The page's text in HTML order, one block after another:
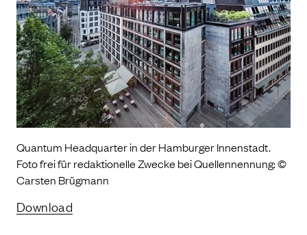
Quantum Headquarter in der Hamburger Innenstadt.
Foto frei für redaktionelle Zwecke bei Quellennennung: ©
Carsten Brügmann
Download